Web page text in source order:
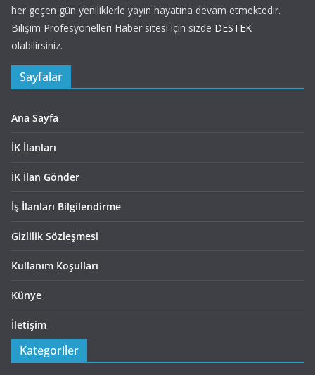
her geçen gün yeniliklerle yayın hayatına devam etmektedir.
Bilişim Profesyonelleri Haber sitesi için sizde DESTEK
olabilirsiniz.
Sayfalar
Ana Sayfa
İK İlanları
İK İlan Gönder
İş İlanları Bilgilendirme
Gizlilik Sözleşmesi
Kullanım Koşulları
Künye
İletişim
Kategoriler